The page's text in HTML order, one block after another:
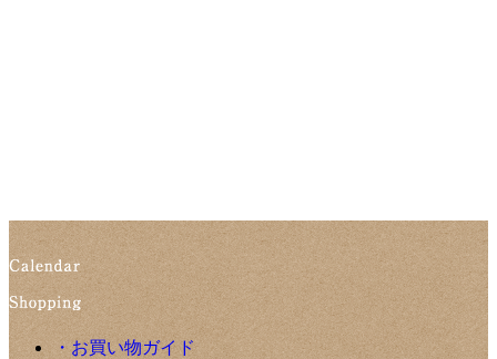
・お買い物ガイド